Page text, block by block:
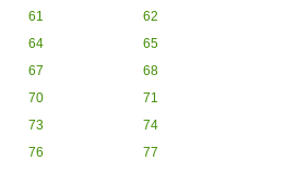
61
62
64
65
67
68
70
71
73
74
76
77